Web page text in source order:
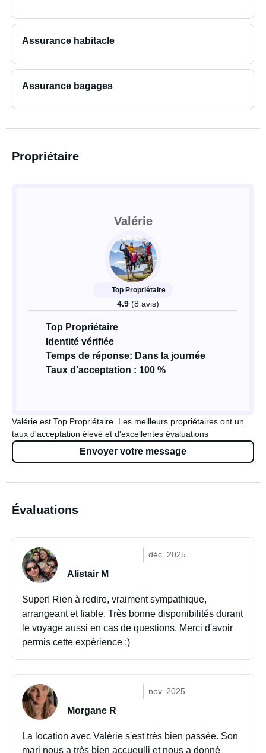
Assurance habitacle
Assurance bagages
Propriétaire
Valérie
Top Propriétaire
4.9 (8 avis)
Top Propriétaire
Identité vérifiée
Temps de réponse: Dans la journée
Taux d'acceptation : 100 %
Valérie est Top Propriétaire. Les meilleurs propriétaires ont un
taux d'acceptation élevé et d'excellentes évaluations
Envoyer votre message
Évaluations
déc. 2025
Alistair M
Super! Rien à redire, vraiment sympathique,
arrangeant et fiable. Très bonne disponibilités durant
le voyage aussi en cas de questions. Merci d'avoir
permis cette expérience :)
nov. 2025
Morgane R
La location avec Valérie s'est très bien passée. Son
mari nous a très bien accueulli et nous a donné